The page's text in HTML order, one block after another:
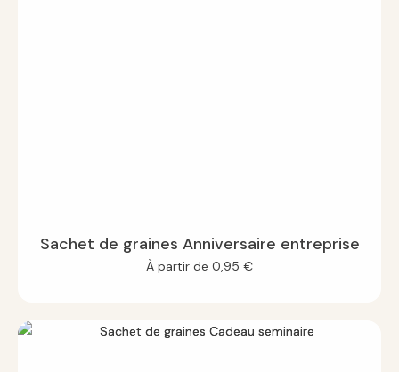
Sachet de graines Anniversaire entreprise
À partir de 0,95 €